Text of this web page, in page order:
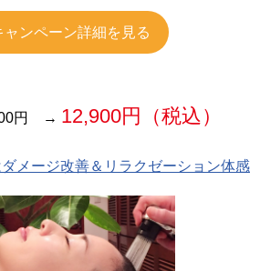
ャンペーン詳細を見る
円 → 12,900円（税込）
ダメージ改善＆リラクゼーション体感